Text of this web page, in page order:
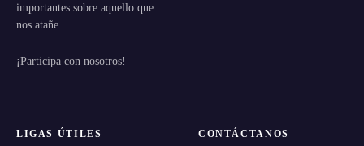
importantes sobre aquello que
nos atañe.
¡Participa con nosotros!
LIGAS ÚTILES CONTÁCTANOS